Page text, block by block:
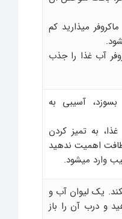
میذارید کم
آب غذا را جذب
آسیبی به
به تمیز کردن
نظافت اهمیت ندهید
وارد میشود.
یک لیوان آب و
و درب آن را باز